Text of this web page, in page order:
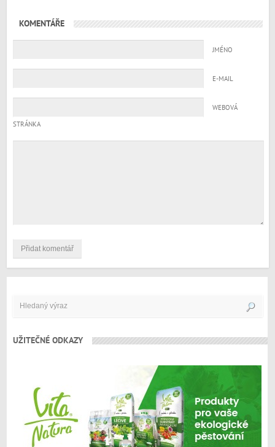
KOMENTÁŘE
JMÉNO
E-MAIL
WEBOVÁ
STRÁNKA
UŽITEČNÉ ODKAZY